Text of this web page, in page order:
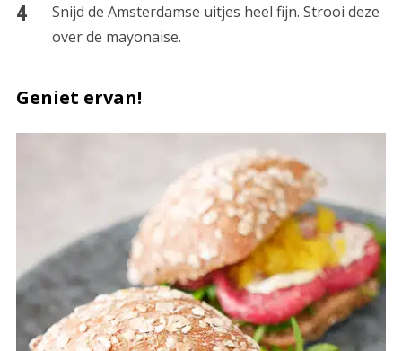
Snijd de Amsterdamse uitjes heel fijn. Strooi deze
over de mayonaise.
Geniet ervan!